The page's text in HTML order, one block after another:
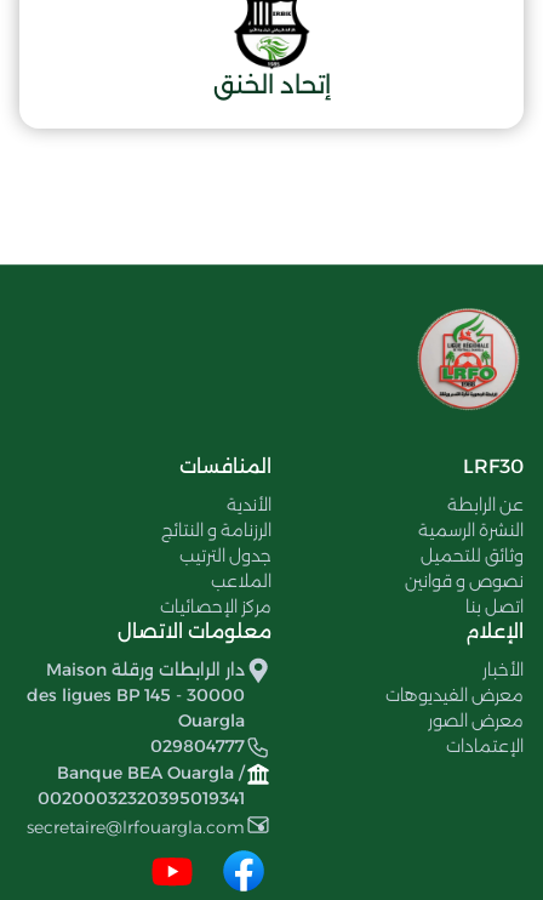
إتحاد الخنق
LRF30
عن الرابطة
النشرة الرسمية
وثائق للتحميل
نصوص و قوانين
اتصل بنا
المنافسات
الأندية
الرزنامة و النتائج
جدول الترتيب
الملاعب
مركز الإحصائيات
الإعلام
الأخبار
معرض الفيديوهات
معرض الصور
الإعتمادات
معلومات الاتصال
دار الرابطات ورقلة Maison
des ligues BP 145 - 30000
Ouargla
029804777
Banque BEA Ouargla /
00200032320395019341
secretaire@lrfouargla.com